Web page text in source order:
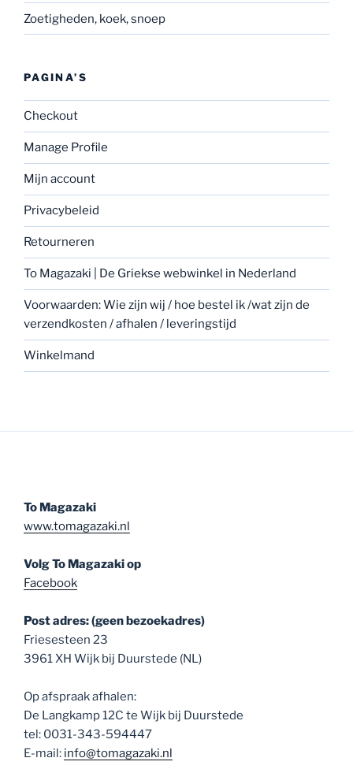
Zoetigheden, koek, snoep
PAGINA’S
Checkout
Manage Profile
Mijn account
Privacybeleid
Retourneren
To Magazaki | De Griekse webwinkel in Nederland
Voorwaarden: Wie zijn wij / hoe bestel ik /wat zijn de
verzendkosten / afhalen / leveringstijd
Winkelmand
To Magazaki
www.tomagazaki.nl
Volg To Magazaki op
Facebook
Post adres: (geen bezoekadres)
Friesesteen 23
3961 XH Wijk bij Duurstede (NL)
Op afspraak afhalen:
De Langkamp 12C te Wijk bij Duurstede
tel: 0031-343-594447
E-mail: info@tomagazaki.nl